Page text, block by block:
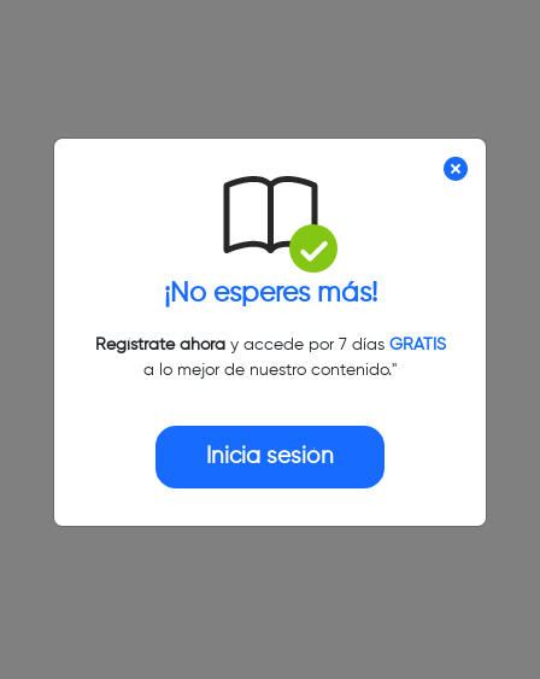
¡No esperes más!
Regístrate ahoray accede por 7 días GRATIS
a lo mejor de nuestro contenido."
Inicia sesión